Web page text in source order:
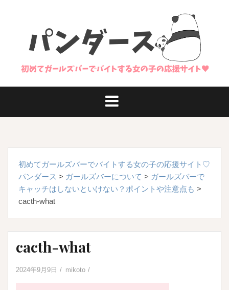
プ
初めてガールズバーでバイトする女の子の応援サイト♡
パンダース > ガールズバーについて > ガールズバーで
キャッチはしないといけない？ポイントや注意点も >
cacth-what
cacth-what
2024年9月9日 mikoto